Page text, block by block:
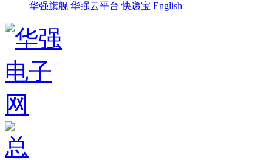
华强旗舰 华强云平台 快递宝 English